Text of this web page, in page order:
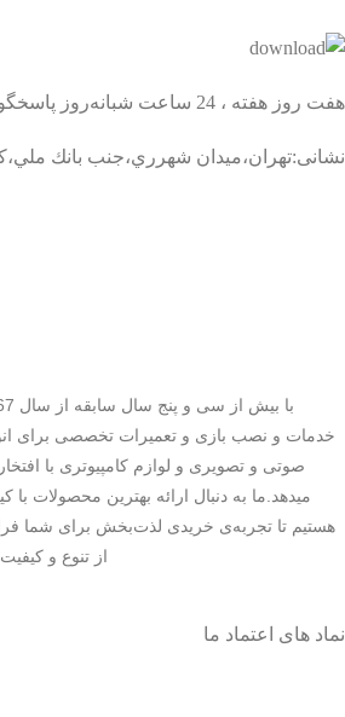
هفت روز هفته ، 24 ساعت شبانه‌روز پاسخگوی شما هستیم
نشانی:تهران،ميدان شهرري،جنب بانك
خدمات و نصب بازی و تعمیرات تخصصی برای
صوتی و تصویری و لوازم کامپیوتری با
میدهد.ما به دنبال ارائه بهترین محصولات
هستیم تا تجربه‌ی خریدی لذت‌بخش برای شما
از تنوع و
نماد های اعتماد ما